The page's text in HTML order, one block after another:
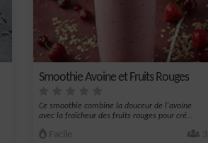
Smoothie Avoine et Fruits Rouges
Ce smoothie combine la douceur de l'avoine
avec la fraîcheur des fruits rouges pour cré...
Facile 3